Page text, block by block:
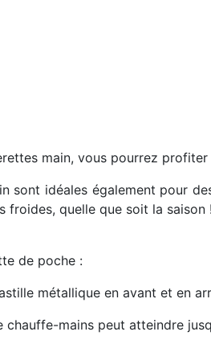
main, vous pourrez
sont idéales également pour
froides, quelle que soit la saison
de poche :
métallique en avant et en
chauffe-mains peut atteindre